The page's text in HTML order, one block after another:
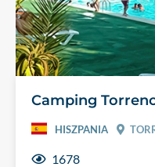
Camping
HISZPANIA
1678